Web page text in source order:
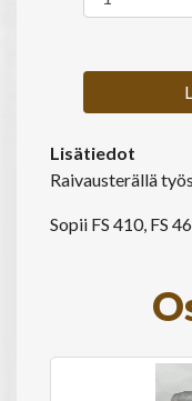
Lisätiedot
Raivausterällä
Sopii FS 410, FS